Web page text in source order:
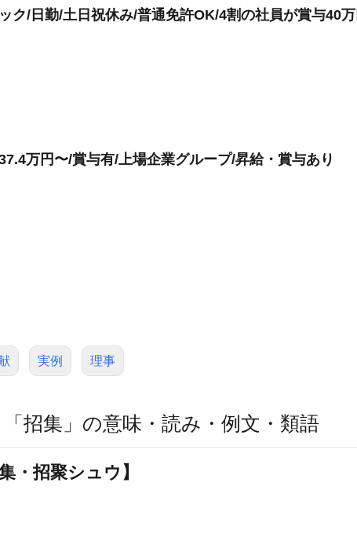
ク/日勤/土日祝休み/普通免許OK/4割の社員が賞与40
万円〜/賞与有/上場企業グループ/昇給・賞与あり
実例 理事
「招集」の意味・読み・例文・類語
集・招聚シュウ】